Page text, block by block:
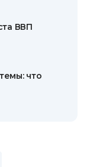
ВВП
что